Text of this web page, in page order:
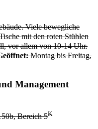
Viele bewegliche
mit den roten Stühlen
vor allem von 10-14 Uhr.
Montag bis Freitag,
Management
Bereich 5K